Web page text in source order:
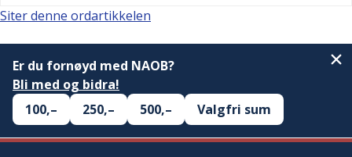
Siter denne ordartikkelen
Er du fornøyd med NAOB?
Bli med og bidra!
100,–
250,– 500,– Valgfri sum